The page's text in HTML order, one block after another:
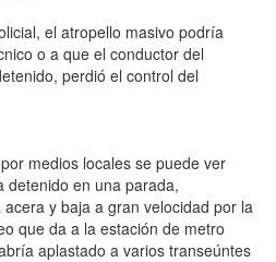
el atropello masivo podría
o a que el conductor del
perdió el control del
medios locales se puede ver
detenido en una parada,
y baja a gran velocidad por la
que da a la estación de metro
aplastado a varios transeúntes